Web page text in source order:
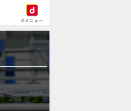
dメニュー